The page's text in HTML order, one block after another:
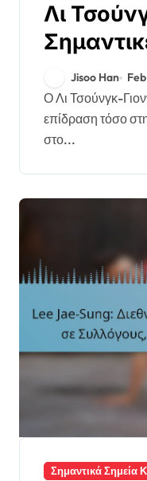
Λι
Premier
Jisoo Han
Ο Λι Τσούνγκ-Γιονγκ έχει κάνει μια αξιοσημείωτη
επίδραση τόσο
στο...
Σημαντικά Σημεία